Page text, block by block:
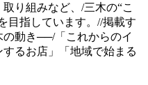
り組みなど、/三木の“こ
目指しています。//掲載す
動き──/「これからのイ
るお店」「地域で始まる